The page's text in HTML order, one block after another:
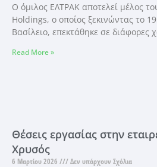
Ο όμιλος ΕΛΤΡΑΚ αποτελεί μέλος
Holdings, ο οποίος ξεκινώντας το
Βασίλειο, επεκτάθηκε σε διάφορες
Read More »
Θέσεις εργασίας στην
Χρυσός
6 Μαρτίου 2026 Δεν υπάρχουν Σχόλια